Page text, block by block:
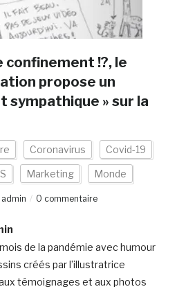
confinement !?, le
propose un
sympathique » sur la
Coronavirus Covid-19
Marketing Monde
admin 0 commentaire
de la pandémie avec humour
créés par l’illustratrice
témoignages et aux photos